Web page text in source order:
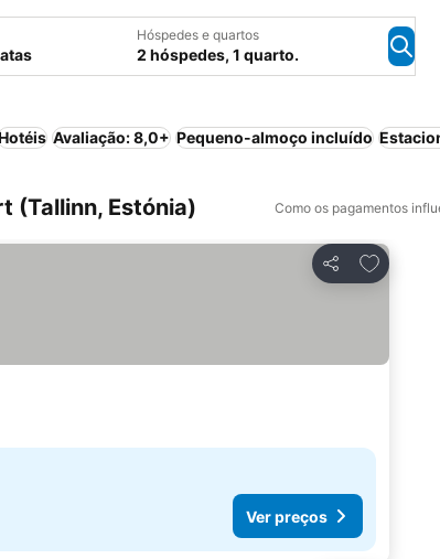
Hóspedes e quartos
2 hóspedes, 1 quarto.
Avaliação: 8,0+ Pequeno-almoço incluído
(Tallinn, Estónia) Como os pagamentos
Partilhar
Adicionar
Ver preços